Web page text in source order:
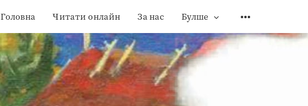
Головна Читати онлайн За нас Булше